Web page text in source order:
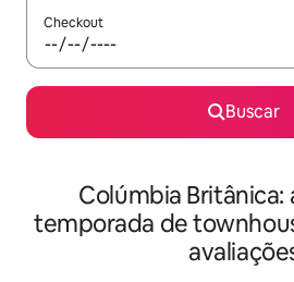
Checkout
Buscar
Colúmbia Britânica:
temporada de